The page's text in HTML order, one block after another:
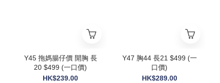
Y45 拖媽腸仔價 開胸 長
20 $499 (一口價)
HK$239.00
Y47 胸44 長21 $499 (一
口價)
HK$289.00